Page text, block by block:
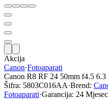
Akcija
Canon·Fotoaparati
Canon R8 RF 24 50mm f4.5
Šifra: 5803C016AA·Brend:
Fotoaparati·Garancija: 24